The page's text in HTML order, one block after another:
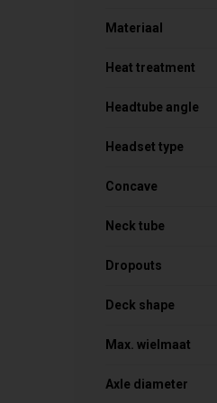
Materiaal
Heat treatment
Headtube angle
Headset type
Concave
Neck tube
Dropouts
Deck shape
Max. wielmaat
Axle diameter